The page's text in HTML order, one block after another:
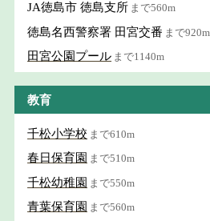
JA徳島市 徳島支所 まで560m
徳島名西警察署 田宮交番 まで920m
田宮公園プール まで1140m
教育
千松小学校 まで610m
春日保育園 まで510m
千松幼稚園 まで550m
青葉保育園 まで560m